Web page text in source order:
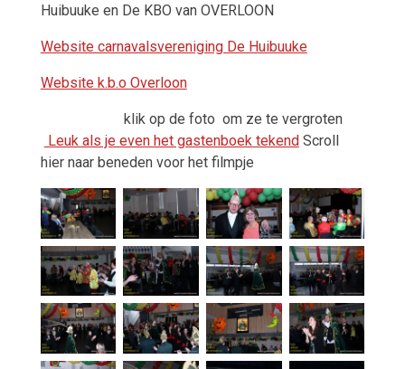
Huibuuke en De KBO van OVERLOON
Website carnavalsvereniging De Huibuuke
Website k.b.o Overloon
klik op de foto om ze te vergroten
Leuk als je even het gastenboek tekend Scroll
hier naar beneden voor het filmpje